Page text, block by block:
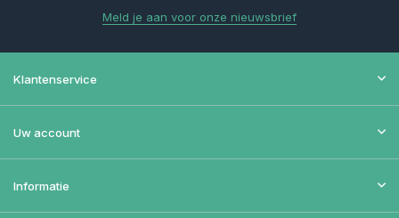
Meld je aan voor onze nieuwsbrief
Klantenservice
Uw account
Informatie